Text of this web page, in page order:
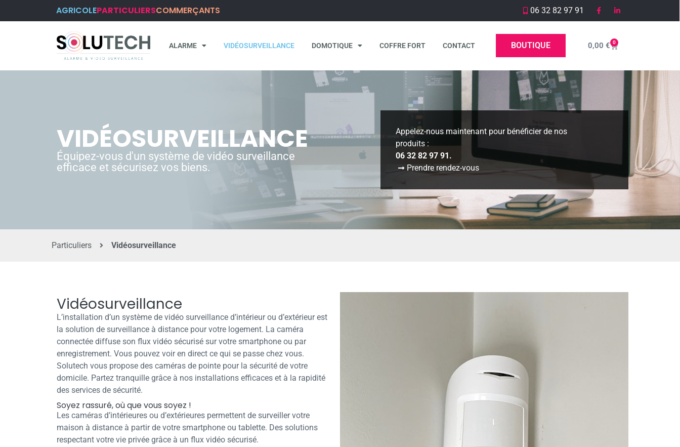
AGRICOLEPARTICULIERSCOMMERÇANTS 06 32 82 97 91
ALARME VIDÉOSURVEILLANCE DOMOTIQUE COFFRE FORT CONTACT BOUTIQUE 0,00 € 0
VIDÉOSURVEILLANCE
Équipez-vous d'un système de vidéo surveillance
efficace et sécurisez vos biens.
Appelez-nous maintenant pour bénéficier de nos
produits :
06 32 82 97 91.
Prendre rendez-vous
Particuliers Vidéosurveillance
Vidéosurveillance
L’installation d’un système de vidéo surveillance d’intérieur ou d’extérieur est
la solution de surveillance à distance pour votre logement. La caméra
connectée diffuse son flux vidéo sécurisé sur votre smartphone ou par
enregistrement. Vous pouvez voir en direct ce qui se passe chez vous.
Solutech vous propose des caméras de pointe pour la sécurité de votre
domicile. Partez tranquille grâce à nos installations efficaces et à la rapidité
des services de sécurité.
Soyez rassuré, où que vous soyez !
Les caméras d’intérieures ou d’extérieures permettent de surveiller votre
maison à distance à partir de votre smartphone ou tablette. Des solutions
respectant votre vie privée grâce à un flux vidéo sécurisé.